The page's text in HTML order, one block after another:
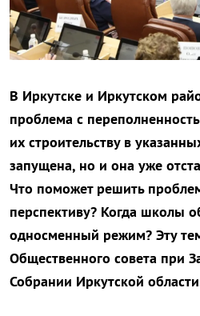
В Иркутске и Иркутском
проблема с
их строительству в
запущена, но и она уже
Что поможет решить
перспективу? Когда школы
односменный режим? Эту
Общественного совета при
Собрании Иркутской